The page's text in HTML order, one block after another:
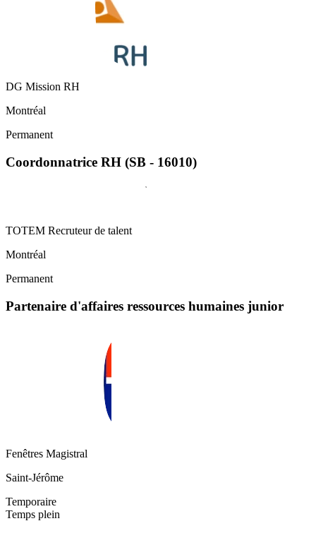
DG Mission RH
Montréal
Permanent
Coordonnatrice RH (SB - 16010)
TOTEM Recruteur de talent
Montréal
Permanent
Partenaire d'affaires ressources humaines junior
Fenêtres Magistral
Saint-Jérôme
Temporaire
Temps plein